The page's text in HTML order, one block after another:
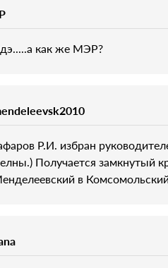
как же МЭР?
Р.И. избран
Получается замкнутый
в